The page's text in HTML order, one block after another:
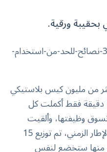
ورقية.
من مليون كيس بلاستيكي
في جميع أنحاء العالم، وبعد 15 دقيقة فقط أكملت كل
وظيفتها، وألقيت
بعيدًا بكل بساطة خلال نفس الإطار الزمني، تم توزيع 15
منها ستخضع لنفس